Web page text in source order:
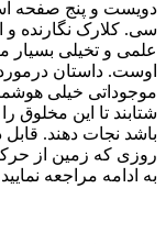
دویست و پنج صفحه
سی. کلارک نگارنده و
علمی و تخیلی بسیار
اوست. داستان
موجوداتی خیلی
شتابند تا این
باشد نجات دهند.
روزی که زمین از
به ادامه مراجعه